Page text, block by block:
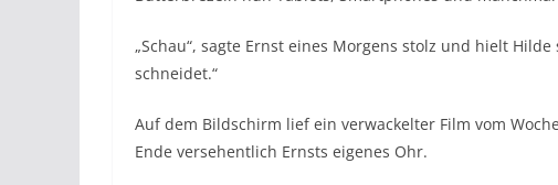
„Schau“, sagte Ernst eines Morgens stolz und hielt
schneidet.“
Auf dem Bildschirm lief ein verwackelter Film vom
Ende versehentlich Ernsts eigenes Ohr.